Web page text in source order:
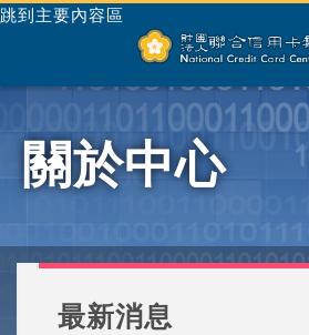
跳到主要內容區
關於中心
最新消息